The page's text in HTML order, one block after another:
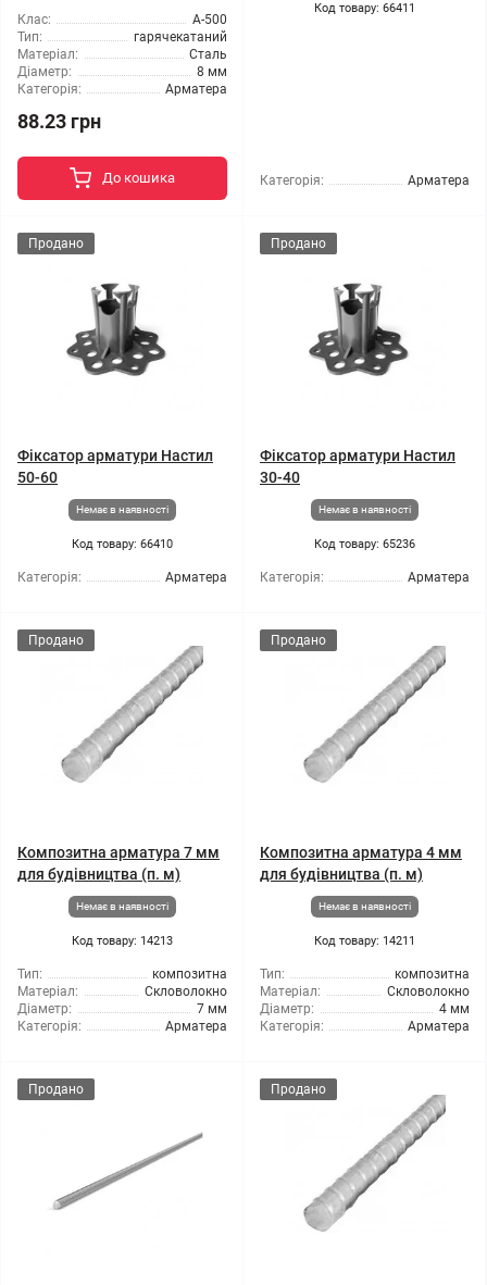
Клас:
А-500
Тип:
гарячекатаний
Матеріал:
Сталь
Діаметр:
8 мм
Категорія:
Арматера
88.23 грн
До кошика
Код товару: 66411
Категорія: Арматера
Продано
Фіксатор арматури Настил
50-60
Немає в наявності
Код товару: 66410
Категорія: Арматера
Продано
Фіксатор арматури Настил
30-40
Немає в наявності
Код товару: 65236
Категорія: Арматера
Продано
Композитна арматура 7 мм
для будівництва (п. м)
Немає в наявності
Код товару: 14213
Тип:
композитна
Матеріал:
Скловолокно
Діаметр:
7 мм
Категорія:
Арматера
Продано
Композитна арматура 4 мм
для будівництва (п. м)
Немає в наявності
Код товару: 14211
Тип:
композитна
Матеріал:
Скловолокно
Діаметр:
4 мм
Категорія:
Арматера
Продано Продано